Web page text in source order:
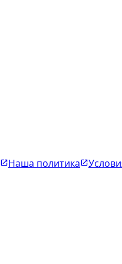
Наша политика